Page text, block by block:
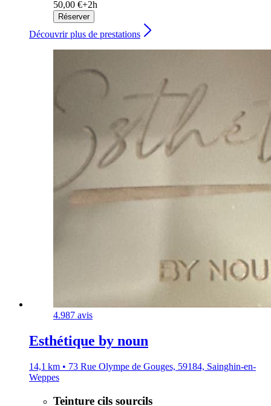
50,00 €+2h
Réserver
Découvrir plus de prestations
4.987 avis
Esthétique by noun
14,1 km • 73 Rue Olympe de Gouges, 59184, Sainghin-en-
Weppes
Teinture cils sourcils